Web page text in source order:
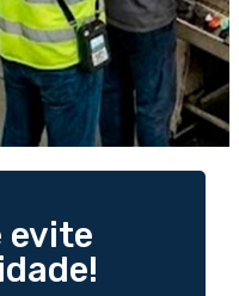
evite